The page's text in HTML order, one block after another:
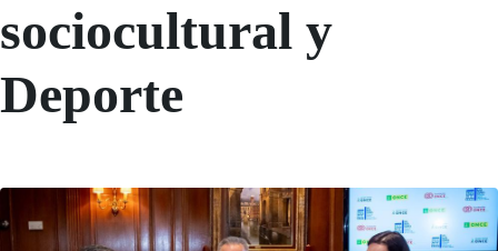
sociocultural y
Deporte